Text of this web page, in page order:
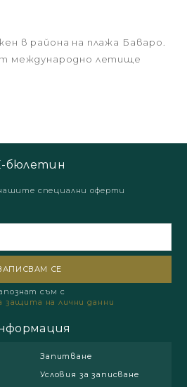
в района на плажа Баваро.
международно летище
бюлетин
специални оферти
съм с
защита на лични данни
Запитване
Условия за записване